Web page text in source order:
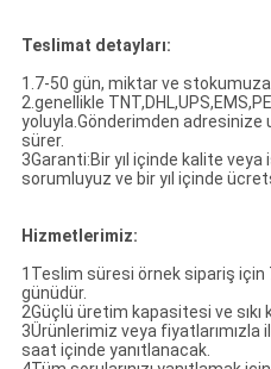
Teslimat detayları:
1.7-50 gün, miktar ve
2.genellikle
yoluyla.Gönderimden adresinize
sürer.
3Garanti:Bir yıl içinde kalite
sorumluyuz ve bir yıl içinde
Hizmetlerimiz:
1Teslim süresi örnek sipariş için
günüdür.
2Güçlü üretim kapasitesi ve
3Ürünlerimiz veya fiyatlarımızla
saat içinde yanıtlanacak.